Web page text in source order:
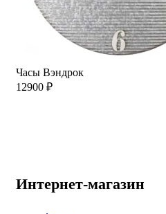
Часы Вэндрок
12900 ₽
Интернет-магазин